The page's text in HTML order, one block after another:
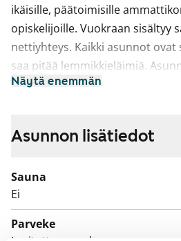
ikäisille, päätoimisille
opiskelijoille. Vuokraan sisältyy
nettiyhteys. Kaikki asunnot ovat
saa pitää lemmikkieläimiä.
kunnossa.
soluasunnoista on tarkoitettu
käytettävissä on yhteinen keittiö,
lasitettu parveke. Osassa
erillinen wc.
Talon julkisivuremontti alkaa
Näytä enemmän
Asunnon lisätiedot
Sauna
Ei
Parveke